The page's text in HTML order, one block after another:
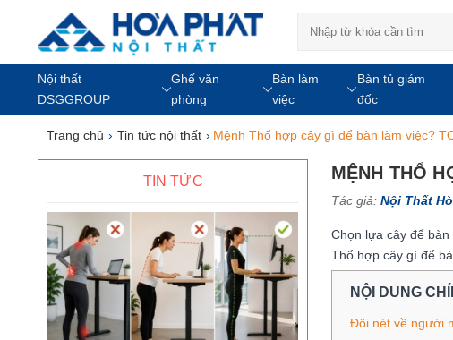
Nội thất
DSGGROUP
Ghế văn
phòng
Bàn làm
việc
Bàn tủ giám
đốc
Trang chủ › Tin tức nội thất › Mệnh Thổ hợp cây gì để bàn làm việc?
MỆNH THỔ
Tác giả: Nội Thất
Chọn lựa cây để
Thổ hợp cây gì để
NỘI DUNG
Đôi nét về người
TIN TỨC